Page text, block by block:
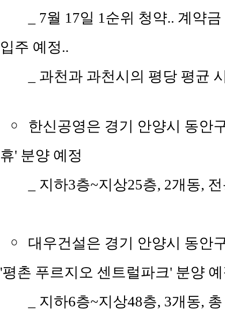
_ 7월 17일 1순위 청약.. 계약
입주 예정..
_ 과천과 과천시의 평당 평균
￮
한신공영은 경기 안양시 동안
휴' 분양 예정
_ 지하3층~지상25층, 2개동,
￮
대우건설은 경기 안양시 동안
'평촌 푸르지오 센트럴파크' 분양
_ 지하6층~지상48층, 3개동,